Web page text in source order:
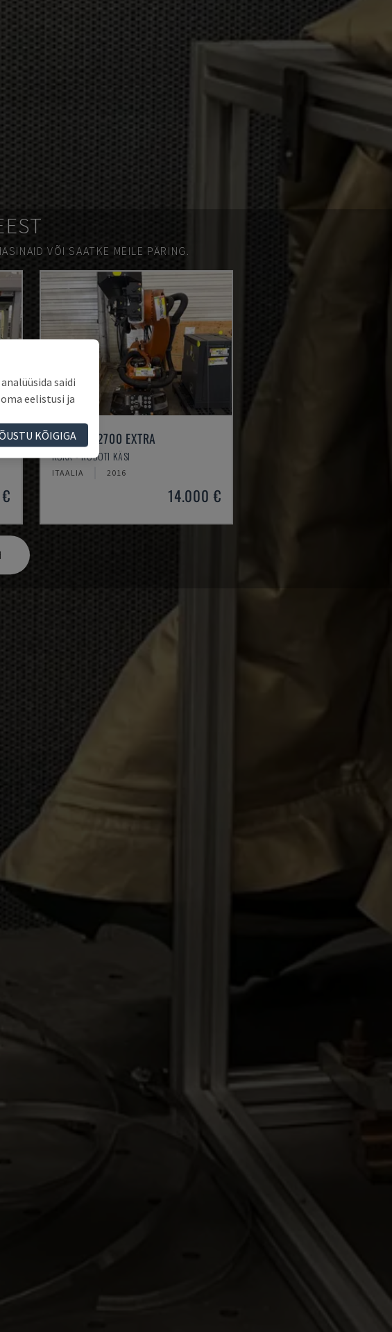
VÕI SAATKE MEILE PÄRING.
KR 210 R2700 EXTRA
KUKA - ROBOTI KÄSI
ITAALIA 2016
14.000 €
saidi
eelistusi ja
KÕIGIGA